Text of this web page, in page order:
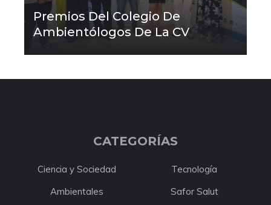
Premios Del Colegio De
Ambientólogos De La CV
CATEGORÍAS
Ciencia y Sociedad
Tecnología
Ambientales
Safor Salut